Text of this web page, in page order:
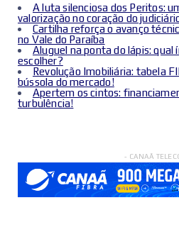
A luta silenciosa dos Peritos:
valorização no coração do
Cartilha reforça o avanço
no Vale do Paraíba
Aluguel na ponta do lápis: qual
escolher?
Revolução Imobiliária: tabela
bússola do mercado!
Apertem os cintos:
turbulência!
- CANAÃ